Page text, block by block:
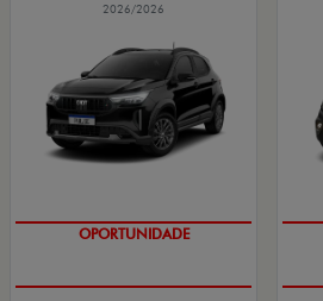
2026/2026
OPORTUNIDADE